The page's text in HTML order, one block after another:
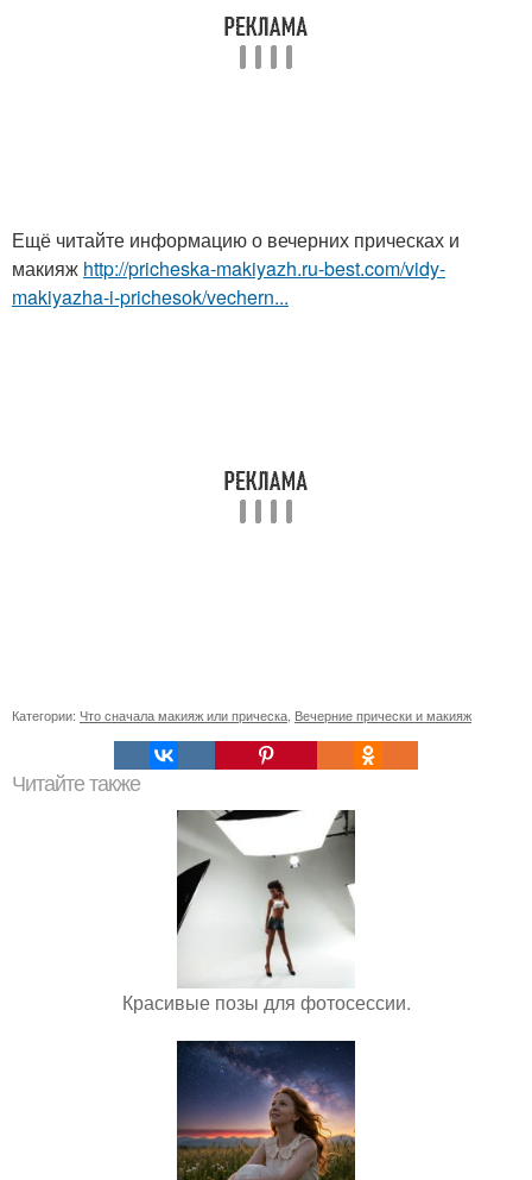
Ещё читайте информацию о вечерних прическах и
макияж http://pricheska-makiyazh.ru-best.com/vidy-
makiyazha-i-prichesok/vechern...
Категории: Что сначала макияж или прическа Вечерние прически и макияж
Читайте также
Красивые позы для фотосессии.